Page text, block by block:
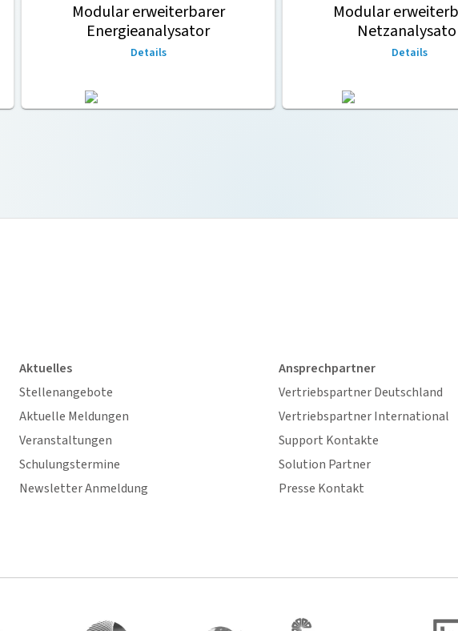
Modular erweiterbarer
Energieanalysator
Details
Modular
Details
Aktuelles
Stellenangebote
Aktuelle Meldungen
Veranstaltungen
Schulungstermine
Newsletter Anmeldung
Ansprechpartner
Vertriebspartner Deutschland
Vertriebspartner International
Support Kontakte
Solution Partner
Presse Kontakt